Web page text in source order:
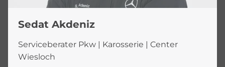
Sedat Akdeniz
Serviceberater Pkw | Karosserie | Center
Wiesloch